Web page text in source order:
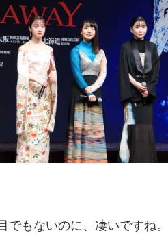
でもないのに、凄いですね。